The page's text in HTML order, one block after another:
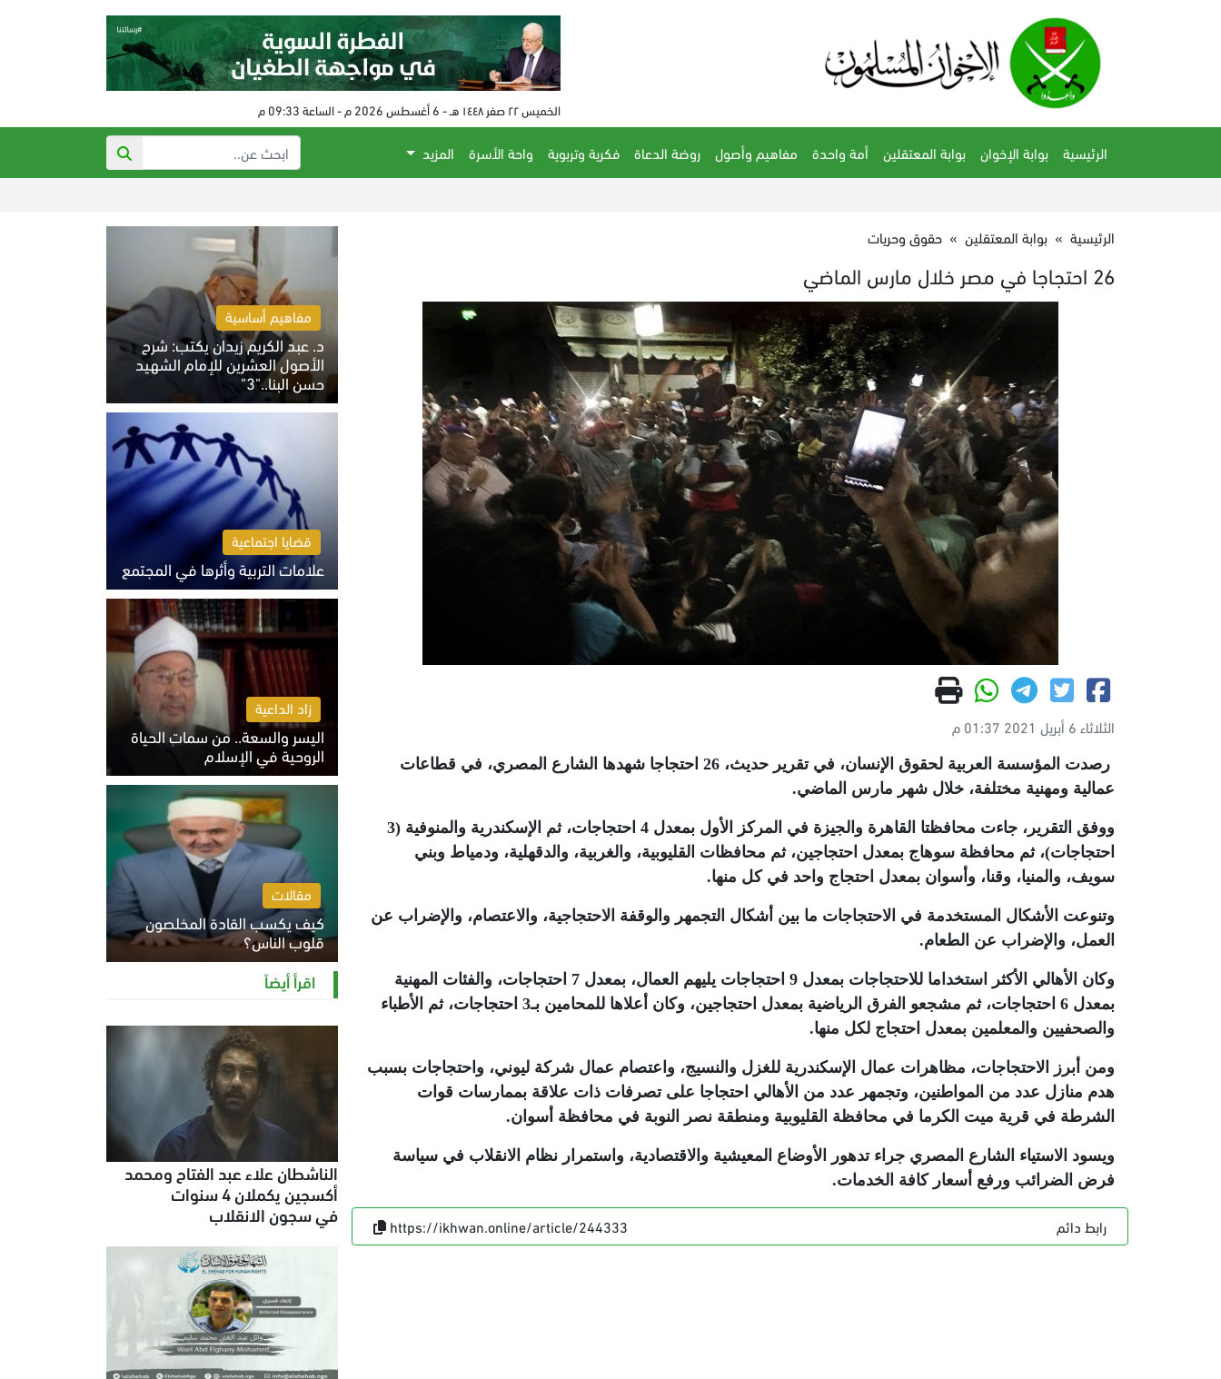
الخميس ٢٢ صفر ١٤٤٨ هـ - 6 أغسطس 2026 م - الساعة 09:33 م
الرئيسية بوابة الإخوان بوابة المعتقلين أمة واحدة مفاهيم وأصول روضة الدعاة فكرية وتربوية واحة الأسرة
المزيد
الرئيسية » بوابة المعتقلين » حقوق وحريات
26 احتجاجا في مصر خلال مارس الماضي
الثلاثاء 6 أبريل 2021 01:37 م
رصدت المؤسسة العربية لحقوق الإنسان، في تقرير حديث، 26 احتجاجا شهدها الشارع المصري، في قطاعات
عمالية ومهنية مختلفة، خلال شهر مارس الماضي.
ووفق التقرير، جاءت محافظتا القاهرة والجيزة في المركز الأول بمعدل 4 احتجاجات، ثم الإسكندرية والمنوفية (3
احتجاجات)، ثم محافظة سوهاج بمعدل احتجاجين، ثم محافظات القليوبية، والغربية، والدقهلية، ودمياط وبني
سويف، والمنيا، وقنا، وأسوان بمعدل احتجاج واحد في كل منها.
وتنوعت الأشكال المستخدمة في الاحتجاجات ما بين أشكال التجمهر والوقفة الاحتجاجية، والاعتصام، والإضراب عن
العمل، والإضراب عن الطعام.
وكان الأهالي الأكثر استخداما للاحتجاجات بمعدل 9 احتجاجات يليهم العمال، بمعدل 7 احتجاجات، والفئات المهنية
بمعدل 6 احتجاجات، ثم مشجعو الفرق الرياضية بمعدل احتجاجين، وكان أعلاها للمحامين بـ3 احتجاجات، ثم الأطباء
والصحفيين والمعلمين بمعدل احتجاج لكل منها.
ومن أبرز الاحتجاجات، مظاهرات عمال الإسكندرية للغزل والنسيج، واعتصام عمال شركة ليوني، واحتجاجات بسبب
هدم منازل عدد من المواطنين، وتجمهر عدد من الأهالي احتجاجا على تصرفات ذات علاقة بممارسات قوات
الشرطة في قرية ميت الكرما في محافظة القليوبية ومنطقة نصر النوبة في محافظة أسوان.
ويسود الاستياء الشارع المصري جراء تدهور الأوضاع المعيشية والاقتصادية، واستمرار نظام الانقلاب في سياسة
فرض الضرائب ورفع أسعار كافة الخدمات.
رابط دائم https://ikhwan.online/article/244333
مفاهيم أساسية
د. عبد الكريم زيدان يكتب: شرح
الأصول العشرين للإمام الشهيد
حسن البنا.."3"
الثلاثاء 4 أغسطس 2026 01:04 م
قضايا اجتماعية
علامات التربية وأثرها في المجتمع
الثلاثاء 4 أغسطس 2026 12:50 م
زاد الداعية
اليسر والسعة.. من سمات الحياة
الروحية في الإسلام
الثلاثاء 4 أغسطس 2026 12:56 م
مقالات
كيف يكسب القادة المخلصون
قلوب الناس؟
الثلاثاء 4 أغسطس 2026 12:27 م
اقرأ أيضاً
الناشطان علاء عبد الفتاح ومحمد
أكسجين يكملان 4 سنوات
في سجون الانقلاب